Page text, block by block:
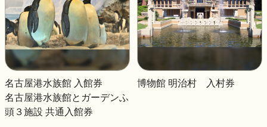
名古屋港水族館 入館券
名古屋港水族館とガーデンふ
頭３施設 共通入館券
博物館 明治村 入村券